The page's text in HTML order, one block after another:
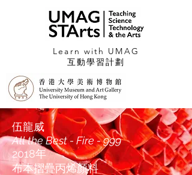
Learn with UMAG
互動學習計劃
伍龍威
All the Best - Fire - 999
2018年
布本摺疊丙烯顏料